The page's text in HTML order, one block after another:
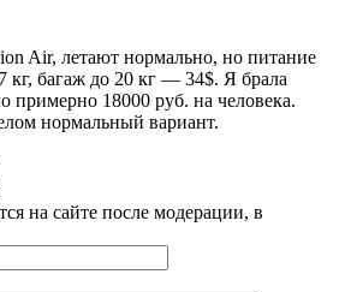
Air, летают нормально, но питание
кг, багаж до 20 кг — 34$. Я брала
примерно 18000 руб. на человека.
нормальный вариант.
на сайте после модерации, в